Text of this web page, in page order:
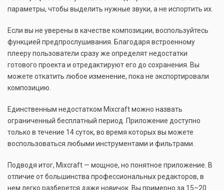
параметры, чтобы выделить нужные звуки, а не испортить их.
Если вы не уверены в качестве композиции, воспользуйтесь
функцией предпрослушивания. Благодаря встроенному
плееру пользователи сразу же определят недостатки
готового проекта и отредактируют его до сохранения. Вы
можете откатить любое изменение, пока не экспортировали
композицию.
Единственным недостатком Mixcraft можно назвать
ограниченный бесплатный период. Приложение доступно
только в течение 14 суток, во время которых вы можете
воспользоваться любыми инструментами и фильтрами.
Подводя итог, Mixcraft — мощное, но понятное приложение. В
отличие от большинства профессиональных редакторов, в
нем легко разберется даже новичок. Вы примерно за 15–20